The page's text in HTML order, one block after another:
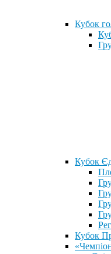
Кубок
Кубок
Кубок